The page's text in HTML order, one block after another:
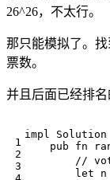
26^26，不太行。
那只能模拟了。
票数。
并且后面已经排名
impl Solution
pub
fn
let n